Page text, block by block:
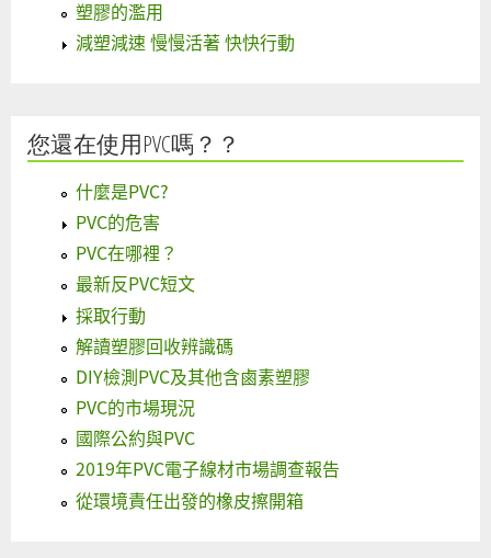
塑膠的濫用
減塑減速 慢慢活著 快快行動
您還在使用PVC嗎？？
什麼是PVC?
PVC的危害
PVC在哪裡？
最新反PVC短文
採取行動
解讀塑膠回收辨識碼
DIY檢測PVC及其他含鹵素塑膠
PVC的市場現況
國際公約與PVC
2019年PVC電子線材市場調查報告
從環境責任出發的橡皮擦開箱